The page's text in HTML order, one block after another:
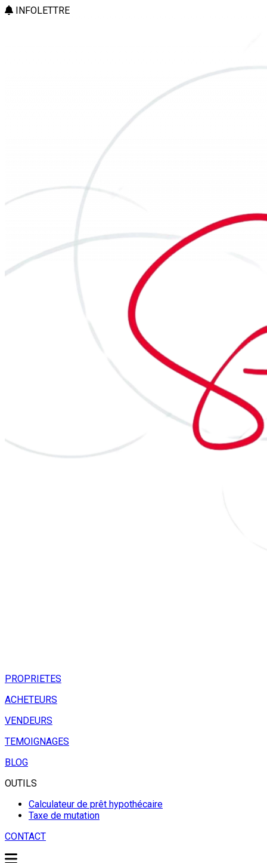
INFOLETTRE
PROPRIETES
ACHETEURS
VENDEURS
TEMOIGNAGES
BLOG
OUTILS
Calculateur de prêt hypothécaire
Taxe de mutation
CONTACT